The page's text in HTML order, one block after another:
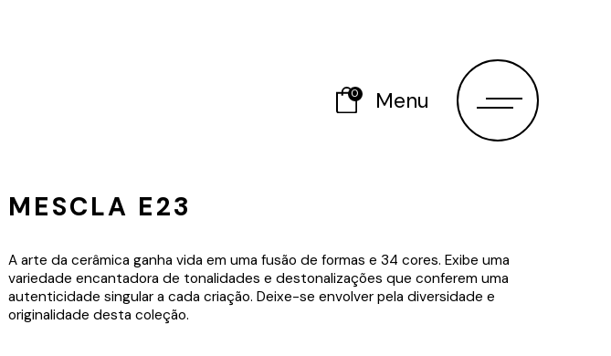
0 Menu
MESCLA E23
A arte da cerâmica ganha vida em uma fusão de formas e 34 cores. Exibe uma
variedade encantadora de tonalidades e destonalizações que conferem uma
autenticidade singular a cada criação. Deixe-se envolver pela diversidade e
originalidade desta coleção.